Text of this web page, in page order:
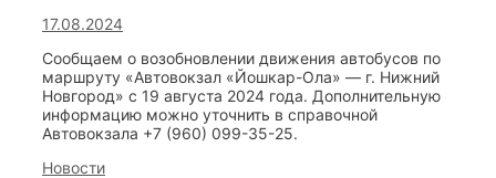
17.08.2024
Сообщаем о возобновлении движения автобусов по
маршруту «Автовокзал «Йошкар-Ола» — г. Нижний
Новгород» с 19 августа 2024 года. Дополнительную
информацию можно уточнить в справочной
Автовокзала +7 (960) 099-35-25.
Categories
Новости